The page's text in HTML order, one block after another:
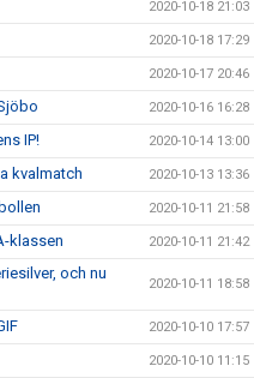
2020-10-18 21:03
2020-10-18 17:29
2020-10-17 20:46
2020-10-16 16:28
IP! 2020-10-14 13:00
kvalmatch 2020-10-13 13:36
2020-10-11 21:58
klassen 2020-10-11 21:42
och nu
2020-10-11 18:58
2020-10-10 17:57
2020-10-10 11:15